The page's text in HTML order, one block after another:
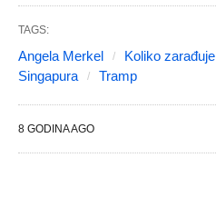
TAGS:
Angela Merkel Koliko zarađuje
Singapura
Tramp
8 GODINA AGO